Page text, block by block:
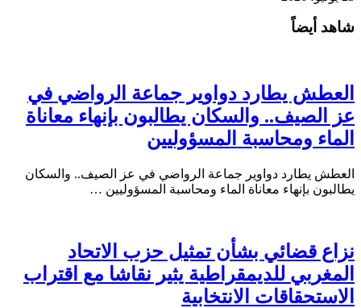
شاهد أيضاً
العطش يطارد دواوير جماعة الرواضي في
عز الصيف.. والسكان يطالبون بإنهاء معاناة
الماء ومحاسبة المسؤوليين
العطش يطارد دواوير جماعة الرواضي في عز الصيف.. والسكان
يطالبون بإنهاء معاناة الماء ومحاسبة المسؤوليين …
نزاع قضائي بشأن تمثيل حزب الاتحاد
المغربي للديمقراطية يثير نقاشا مع اقتراب
الاستحقاقات الانتخابية